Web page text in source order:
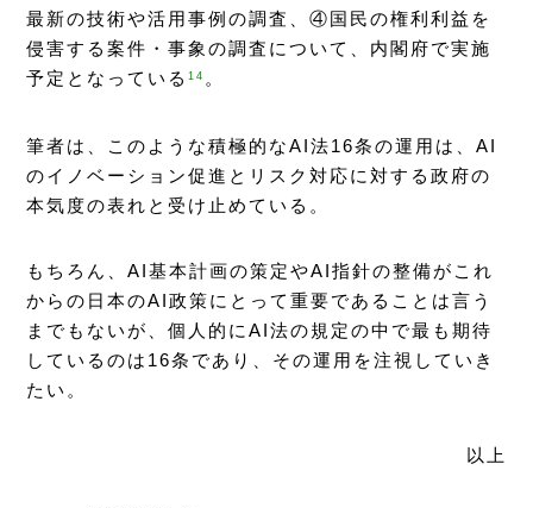
最新の技術や活用事例の調査、④国民の権利利益を
侵害する案件・事象の調査について、内閣府で実施
予定となっている14 。
筆者は、このような積極的なAI法16条の運用は、AI
のイノベーション促進とリスク対応に対する政府の
本気度の表れと受け止めている。
もちろん、AI基本計画の策定やAI指針の整備がこれ
からの日本のAI政策にとって重要であることは言う
までもないが、個人的にAI法の規定の中で最も期待
しているのは16条であり、その運用を注視していき
たい。
以上